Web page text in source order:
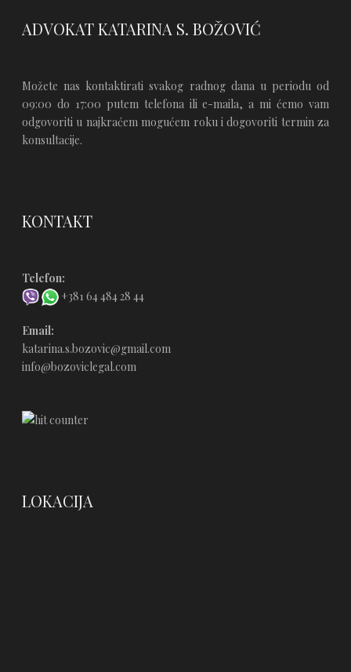
ADVOKAT KATARINA S. BOŽOVIĆ
Možete nas kontaktirati svakog radnog dana u periodu od
09:00 do 17:00 putem telefona ili e-maila, a mi ćemo vam
odgovoriti u najkraćem mogućem roku i dogovoriti termin za
konsultacije.
KONTAKT
Telefon:
+381 64 484 28 44
Email:
katarina.s.bozovic@gmail.com
info@bozoviclegal.com
LOKACIJA